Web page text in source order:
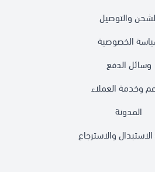
والتوصيل
الخصوصية
وسائل الدفع
وخدمة العملاء
المدونة
والاسترجاع